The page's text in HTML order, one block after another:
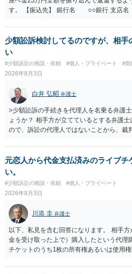
す。 【振込先】 銀行名 ○○銀行 支店
されない場合には、貴殿には任意に返金す
し、やむを得ず、返還金23万円及びこれに
を求める民事訴訟、支払督促その他必要な
いても併せて請求する予定ですので、あら
は、貴殿自らが契約を解約したことによっ
求めるものにすぎません。貴殿の仕入先と
の内部事情は、私に対する返還義務の発生
及ぼすものではありません。 これ以上、本
せることなく、誠意をもって速やかに返
く求めます。 以上
少額訟訴検討してるのですが、相手
い
#少額訴訟の相談・依頼 #個人・プライベート #契
2026年8月3日
白井 弘昭 弁護士
>少額訟訴の手続きを代理人を名乗る弁護
ょうか？ 相手方が立てているとする弁護
ので、訴訟の代理人ではないことから、裁
ている場合は、相手方（被告）の住所で訴
代理人が就いていたことを知らせると（訴
場合も）、裁判所が当該代理人弁護士に事
受任するかを聞いたうえで、受任の意志が
直接被告に送達するのではなく、代理人に
ります。 ラインのやり取りでしか証拠が
かではありません。もちろん弁護士（２０
に委任するかも疑わしいのですが）も住所
う。 何か本人を示す事実（振込先などの
情報を割り出していくしかないように思え
元恋人から代金支払済みのライブチ
い。
#少額訴訟の相談・依頼 #個人・プライベート
2026年8月3日
川添 圭 弁護士
以下、私見を含む回答になります。 相手
金を受け取った上で）購入したという代理
チケットのうち1枚の所有権あるいは使用
す。 一方、このチケット購入には「相手